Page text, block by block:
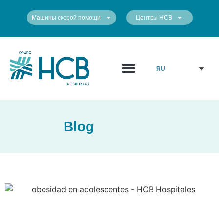
Машины скорой помощи Центры HCB
RU
Blog